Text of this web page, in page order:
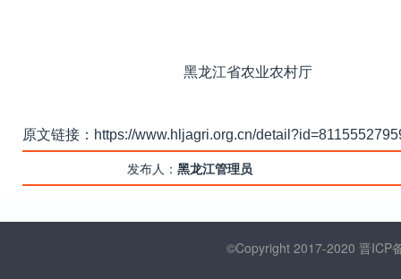
黑龙江省农业农村厅
原文链接：https://www.hljagri.org.cn/
发布人： 黑龙江管理员
©Copyright 2017-2020 晋ICP